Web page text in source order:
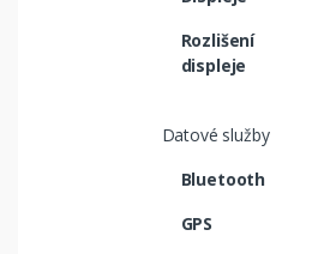
Rozlišení
displeje
Datové služby
Bluetooth
GPS